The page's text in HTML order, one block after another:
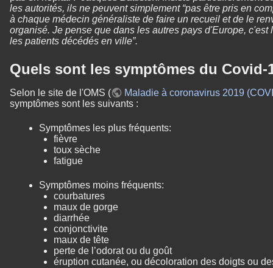
les autorités, ils ne peuvent simplement “pas être pris en
à chaque médecin généraliste de faire un recueil et de le
organisé. Je pense que dans les autres pays d'Europe,
les patients décédés en ville”.
Quels sont les symptômes du Covid-
Selon le site de l'OMS (
Maladie à coronavirus 2019
symptômes sont les suivants :
Symptômes les plus fréquents:
fièvre
toux sèche
fatigue
Symptômes moins fréquents:
courbatures
maux de gorge
diarrhée
conjonctivite
maux de tête
perte de l’odorat ou du goût
éruption cutanée, ou décoloration des doigts ou